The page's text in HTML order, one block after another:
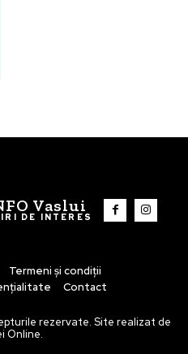
Vaslui
DE INTERES
Termeni și condiții
Contact
rezervate. Site realizat de
Online.